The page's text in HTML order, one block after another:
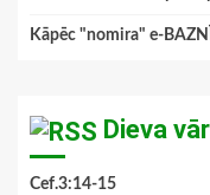
Kāpēc "nomira" e-
Dieva
Cef.3:14-15